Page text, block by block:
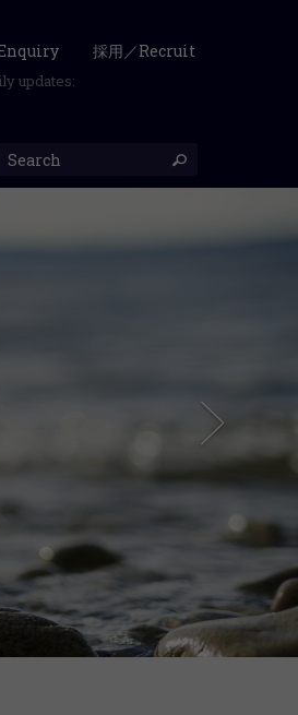
採用／Recruit
updates: